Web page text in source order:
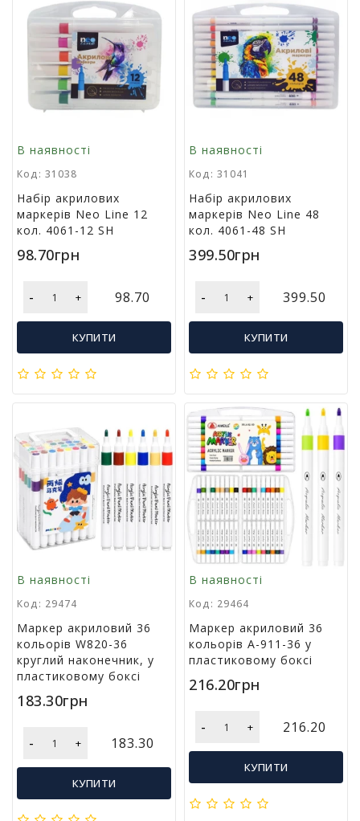
а
А
к
ц
й
н
в
и
В наявності
Код: 31038
Набір акрилових
маркерів Neo Line 12
кол. 4061-12 SH
98.70грн
- + 98.70
КУПИТИ
В наявності
Код: 31041
Набір акрилових
маркерів Neo Line 48
кол. 4061-48 SH
399.50грн
- + 399.50
КУПИТИ
В наявності
Код: 29474
Маркер акриловий 36
кольорів W820-36
круглий наконечник, у
пластиковому боксі
183.30грн
- + 183.30
КУПИТИ
В наявності
Код: 29464
Маркер акриловий 36
кольорів A-911-36 у
пластиковому боксі
216.20грн
- + 216.20
КУПИТИ